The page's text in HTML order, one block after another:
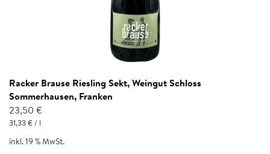
Racker Brause Riesling Sekt, Weingut Schloss
Sommerhausen, Franken
23,50€
31,33€/ l
inkl. 19 % MwSt.